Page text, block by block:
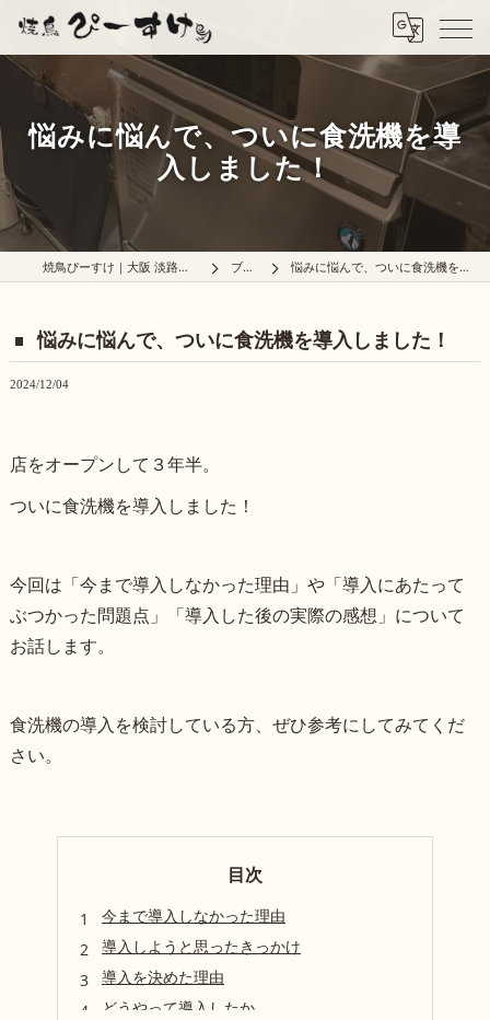
悩みに悩んで、ついに食洗機を導
入しました！
焼鳥ぴーすけ｜大阪 淡路の炭火焼鳥屋 ブログ 悩みに悩んで、ついに食洗機を導入しました！
悩みに悩んで、ついに食洗機を導入しました！
2024/12/04
店をオープンして３年半。
ついに食洗機を導入しました！
今回は「今まで導入しなかった理由」や「導入にあたって
ぶつかった問題点」「導入した後の実際の感想」について
お話します。
食洗機の導入を検討している方、ぜひ参考にしてみてくだ
さい。
目次
今まで導入しなかった理由
導入しようと思ったきっかけ
導入を決めた理由
どうやって導入したか